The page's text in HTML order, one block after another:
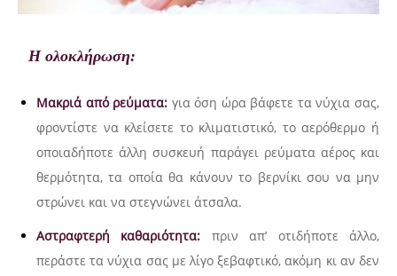
Η ολοκλήρωση:
Μακριά από ρεύματα: για όση ώρα βάφετε τα νύχια σας,
φροντίστε να κλείσετε το κλιματιστικό, το αερόθερμο ή
οποιαδήποτε άλλη συσκευή παράγει ρεύματα αέρος και
θερμότητα, τα οποία θα κάνουν το βερνίκι σου να μην
στρώνει και να στεγνώνει άτσαλα.
Αστραφτερή καθαριότητα: πριν απ’ οτιδήποτε άλλο,
περάστε τα νύχια σας με λίγο ξεβαφτικό, ακόμη κι αν δεν